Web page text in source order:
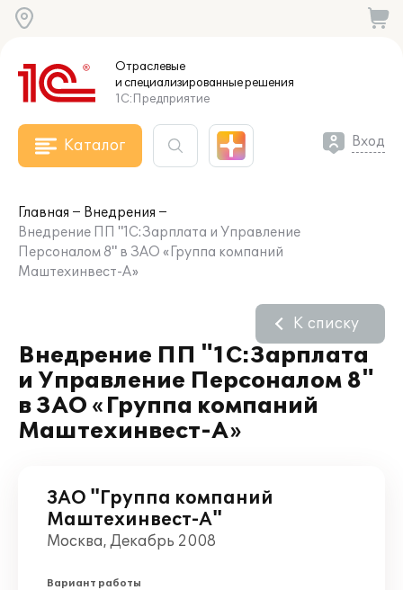
Отраслевые
и специализированныерешения
1С:Предприятие
Каталог Вход
Главная
Внедрения
Внедрение ПП "1С:Зарплата и Управление
Персоналом 8" в ЗАО «Группа компаний
Маштехинвест-А»
Внедрение ПП "1С:Зарплата
и Управление Персоналом 8"
в ЗАО «Группа компаний
Маштехинвест-А»
К списку
ЗАО "Группа компаний
Маштехинвест-А"
Москва, Декабрь 2008
Вариант работы